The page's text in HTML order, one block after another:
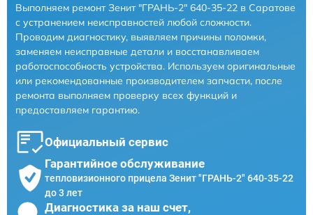
Выполняем ремонт Зенит "ГРАНЬ-2" 640-35-22 в Саратове
с устранением неисправностей любой сложности.
Проводим диагностику, выявляем причины поломки,
заменяем неисправные детали и восстанавливаем
работоспособность устройства. Используем оригинальные
или рекомендованные производителем запчасти, после
ремонта выполняем проверку всех функций и
предоставляем гарантию.
Официальный сервис
Гарантийное обслуживание
тепловизионного прицела Зенит "ГРАНЬ-2" 640-35-22
до 3 лет
Диагностика за наш счет,